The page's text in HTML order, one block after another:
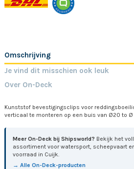
Omschrijving
Je vind dit misschien ook leuk
Over On-Deck
Kunststof bevestigingsclips voor
verticaal te monteren op een buis van Ø20 to Ø
Meer On-Deck bij Shipsworld? Bekijk het
assortiment voor watersport, scheepvaart
voorraad in Cuijk.
→ Alle On-Deck-producten